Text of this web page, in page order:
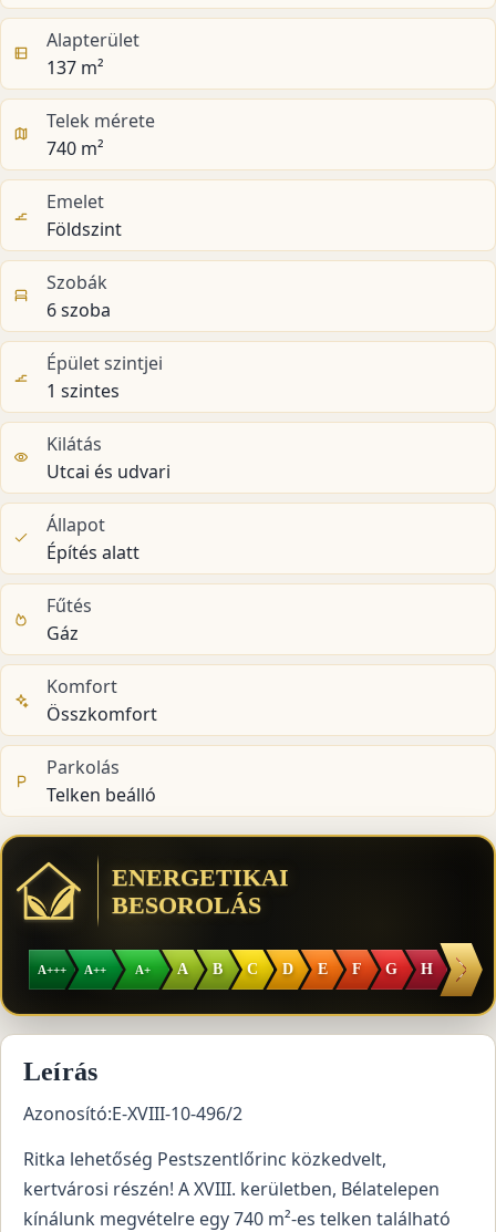
Alapterület
137 m²
Telek mérete
740 m²
Emelet
Földszint
Szobák
6 szoba
Épület szintjei
1 szintes
Kilátás
Utcai és udvari
Állapot
Építés alatt
Fűtés
Gáz
Komfort
Összkomfort
Parkolás
Telken beálló
ENERGETIKAI
BESOROLÁS
A+++ A++ A+ A B C D E F G H I
Leírás
Azonosító:E-XVIII-10-496/2
Ritka lehetőség Pestszentlőrinc közkedvelt,
kertvárosi részén! A XVIII. kerületben, Bélatelepen
kínálunk megvételre egy 740 m²-es telken található